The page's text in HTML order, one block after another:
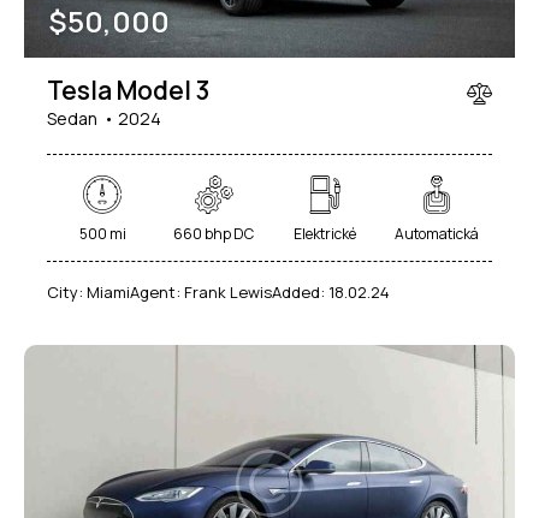
$50,000
Tesla Model 3
Sedan 2024
500 mi 660 bhp DC Elektrické Automatická
City: MiamiAgent: Frank LewisAdded: 18.02.24